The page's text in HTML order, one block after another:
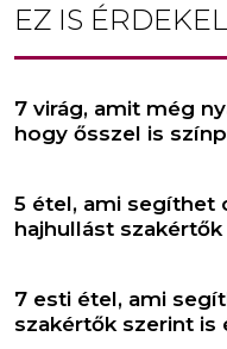
EZ IS
7 virág, amit még
hogy ősszel is
5 étel, ami segíthet
hajhullást
7 esti étel, ami
szakértők szerint